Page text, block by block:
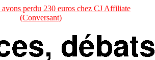
perdu 230 euros chez CJ Affiliate
(Conversant)